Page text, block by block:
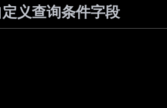
义查询条件字段